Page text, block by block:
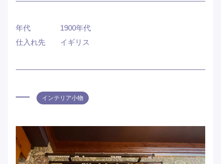
年代
1900年代
仕入れ先
イギリス
インテリア小物